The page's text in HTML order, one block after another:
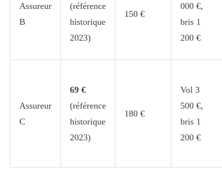
Assureur
B
(référence
historique
2023)
150 €
000 €,
bris 1
200 €
Assureur
C
69 €
(référence
historique
2023)
180 €
Vol 3
500 €,
bris 1
200 €